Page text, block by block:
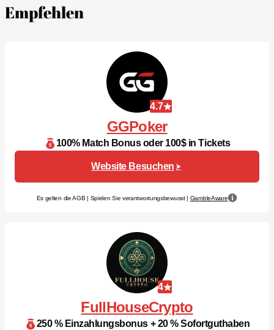
Empfehlen
4.7
GGPoker
100% Match Bonus oder 100$ in Tickets
Website Besuchen
Es gelten die AGB | Spielen Sie verantwortungsbewusst | GambleAware
4
FullHouseCrypto
250 % Einzahlungsbonus + 20 % Sofortguthaben